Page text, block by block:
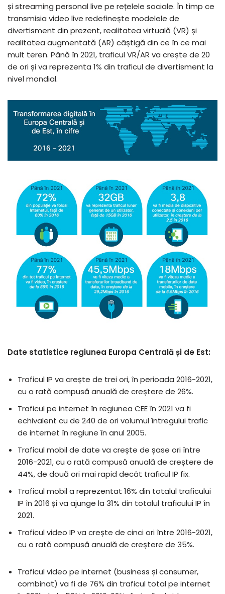
și streaming personal live pe rețelele sociale. În timp ce
transmisia video live redefinește modelele de
divertisment din prezent, realitatea virtuală (VR) și
realitatea augmentată (AR) câștigă din ce în ce mai
mult teren. Până în 2021, traficul VR/AR va crește de 20
de ori și va reprezenta 1% din traficul de divertisment la
nivel mondial.
Date statistice regiunea Europa Centrală și de Est:
Traficul IP va crește de trei ori, în perioada 2016-2021,
cu o rată compusă anuală de creștere de 26%.
Traficul pe internet în regiunea CEE în 2021 va fi
echivalent cu de 240 de ori volumul întregului trafic
de internet în regiune în anul 2005.
Traficul mobil de date va crește de șase ori între
2016-2021, cu o rată compusă anuală de creștere de
44%, de două ori mai rapid decât traficul IP fix.
Traficul mobil a reprezentat 16% din totalul traficului
IP în 2016 și va ajunge la 31% din totalul traficului IP în
2021.
Traficul video IP va crește de cinci ori între 2016-2021,
cu o rată compusă anuală de creștere de 35%.
Traficul video pe internet (business și consumer,
combinat) va fi de 76% din traficul total pe internet